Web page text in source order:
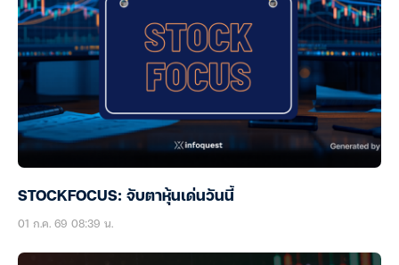
STOCKFOCUS: จับตาหุ้นเด่นวันนี้
01 ก.ค. 69 08:39 น.